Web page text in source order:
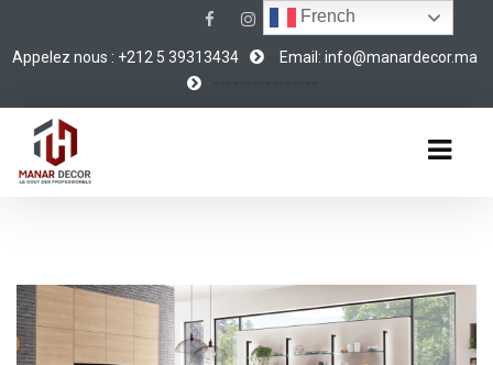
Appelez nous : +212 5 39313434 Email: info@manardecor.ma
French